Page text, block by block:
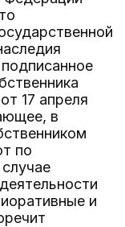
17 апреля
в
по
и